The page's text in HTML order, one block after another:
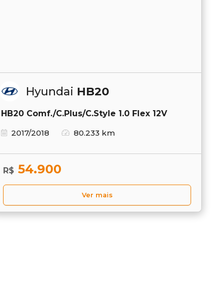
Hyundai HB20
HB20 Comf./C.Plus/C.Style 1.0 Flex 12V
2017/2018
80.233 km
R$ 54.900
Ver mais